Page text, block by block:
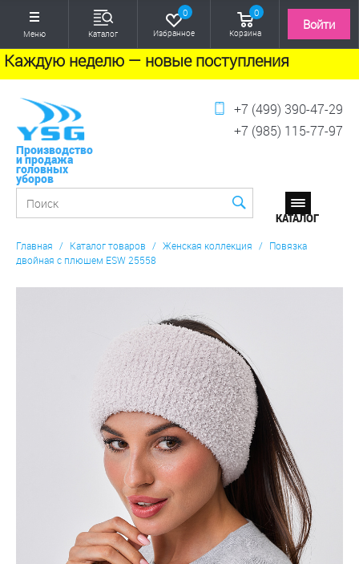
Меню Каталог
0
Избранное
0
Корзина
Войти
Каждую неделю — новые поступления
Производство
и продажа
головных
уборов
+7 (499) 390-47-29
+7 (985) 115-77-97
Главная / Каталог товаров / Женская коллекция / Повязка
двойная с плюшем ESW 25558